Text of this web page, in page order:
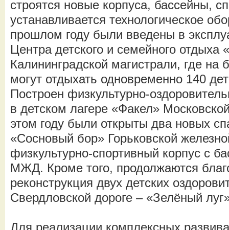
строятся новые корпуса, бассейны,
устанавливается технологическое
прошлом году были введены в
Центра детского и семейного отдыха
Калининградской магистрали, где на
могут отдыхать одновременно 140
Построен физкультурно-
в детском лагере «Факел»
этом году были открыты два новых
«Сосновый бор» Горьковской
физкультурно-спортивный корпус с
МЖД. Кроме того, продолжаются
реконструкция двух детских
Свердловской дороге – «Зелёный
Для реализации комплексных